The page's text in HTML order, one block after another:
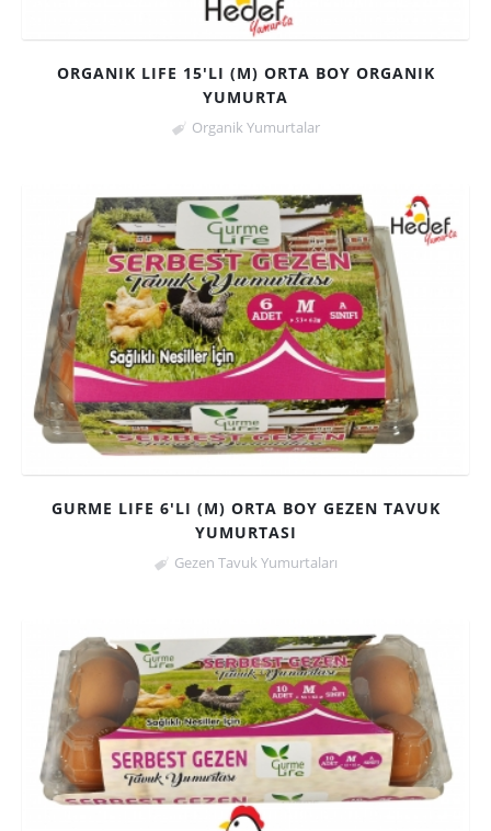
ORGANIK LIFE 15'LI (M) ORTA BOY ORGANIK
YUMURTA
Organik Yumurtalar
GURME LIFE 6'LI (M) ORTA BOY GEZEN TAVUK
YUMURTASI
Gezen Tavuk Yumurtaları